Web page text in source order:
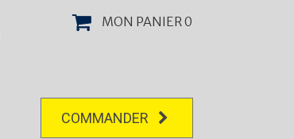
MON PANIER0
COMMANDER